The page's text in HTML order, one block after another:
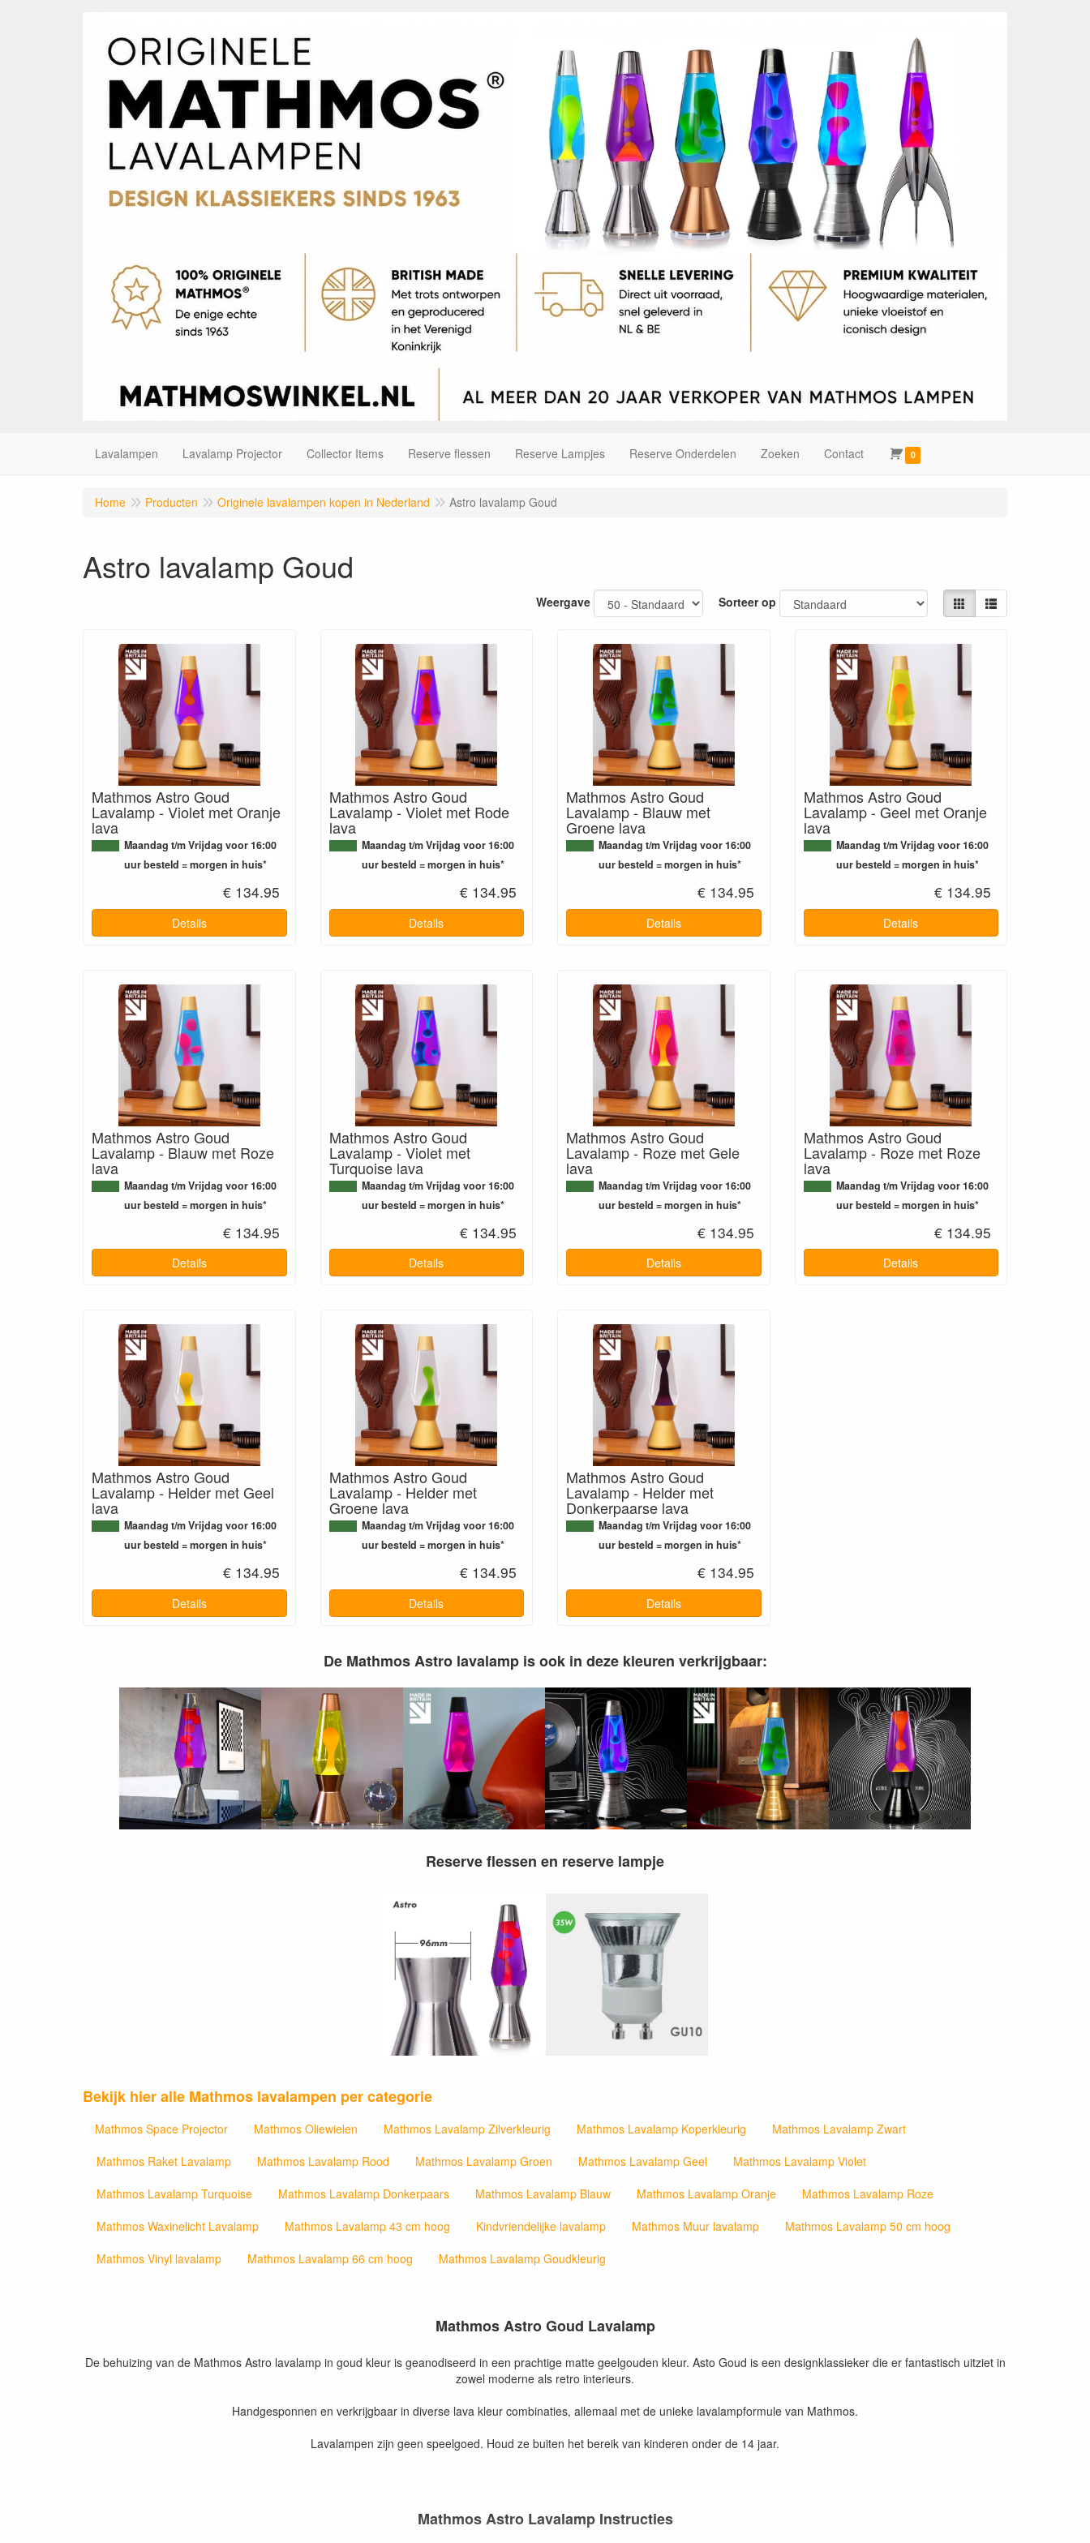
Lavalampen Lavalamp Projector Collector Items Reserve flessen Reserve Lampjes Reserve Onderdelen Zoeken Contact 0
Home Producten Originele lavalampen kopen in Nederland Astro lavalamp Goud
Astro lavalamp Goud
Weergave Sorteer op
Mathmos Astro Goud
Lavalamp - Violet met Oranje
lava
Maandag t/m Vrijdag voor 16:00
uur besteld = morgen in huis*
€ 134.95
Details
Mathmos Astro Goud
Lavalamp - Violet met Rode
lava
Maandag t/m Vrijdag voor 16:00
uur besteld = morgen in huis*
€ 134.95
Details
Mathmos Astro Goud
Lavalamp - Blauw met
Groene lava
Maandag t/m Vrijdag voor 16:00
uur besteld = morgen in huis*
€ 134.95
Details
Mathmos Astro Goud
Lavalamp - Geel met Oranje
lava
Maandag t/m Vrijdag voor 16:00
uur besteld = morgen in huis*
€ 134.95
Details
Mathmos Astro Goud
Lavalamp - Blauw met Roze
lava
Maandag t/m Vrijdag voor 16:00
uur besteld = morgen in huis*
€ 134.95
Details
Mathmos Astro Goud
Lavalamp - Violet met
Turquoise lava
Maandag t/m Vrijdag voor 16:00
uur besteld = morgen in huis*
€ 134.95
Details
Mathmos Astro Goud
Lavalamp - Roze met Gele
lava
Maandag t/m Vrijdag voor 16:00
uur besteld = morgen in huis*
€ 134.95
Details
Mathmos Astro Goud
Lavalamp - Roze met Roze
lava
Maandag t/m Vrijdag voor 16:00
uur besteld = morgen in huis*
€ 134.95
Details
Mathmos Astro Goud
Lavalamp - Helder met Geel
lava
Maandag t/m Vrijdag voor 16:00
uur besteld = morgen in huis*
€ 134.95
Details
Mathmos Astro Goud
Lavalamp - Helder met
Groene lava
Maandag t/m Vrijdag voor 16:00
uur besteld = morgen in huis*
€ 134.95
Details
Mathmos Astro Goud
Lavalamp - Helder met
Donkerpaarse lava
Maandag t/m Vrijdag voor 16:00
uur besteld = morgen in huis*
€ 134.95
Details
De Mathmos Astro lavalamp is ook in deze kleuren verkrijgbaar:
Reserve flessen en reserve lampje
Bekijk hier alle Mathmos lavalampen per categorie
Mathmos Space Projector Mathmos Oliewielen Mathmos Lavalamp Zilverkleurig Mathmos Lavalamp Koperkleurig
Mathmos Lavalamp Zwart
Mathmos Raket Lavalamp
Mathmos Lavalamp Rood Mathmos Lavalamp Groen Mathmos Lavalamp Geel
Mathmos Lavalamp Violet
Mathmos Lavalamp Turquoise
Mathmos Lavalamp Donkerpaars Mathmos Lavalamp Blauw Mathmos Lavalamp Oranje
Mathmos Lavalamp Roze
Mathmos Waxinelicht Lavalamp
Mathmos Lavalamp 43 cm hoog Kindvriendelijke lavalamp Mathmos Muur lavalamp
Mathmos Lavalamp 50 cm hoog
Mathmos Vinyl lavalamp
Mathmos Lavalamp 66 cm hoog Mathmos Lavalamp Goudkleurig
Mathmos Astro Goud Lavalamp
De behuizing van de Mathmos Astro lavalamp in goud kleur is geanodiseerd in een prachtige matte geelgouden kleur. Asto Goud is een designklassieker die er fantastisch uitziet in
zowel moderne als retro interieurs.
Handgesponnen en verkrijgbaar in diverse lava kleur combinaties, allemaal met de unieke lavalampformule van Mathmos.
Lavalampen zijn geen speelgoed. Houd ze buiten het bereik van kinderen onder de 14 jaar.
Mathmos Astro Lavalamp Instructies